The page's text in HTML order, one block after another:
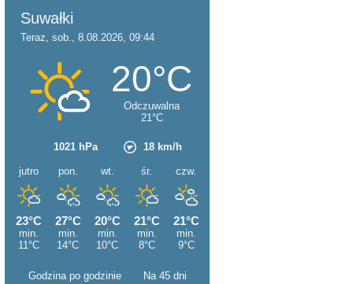
Godzina po godzinie Na 45 dni